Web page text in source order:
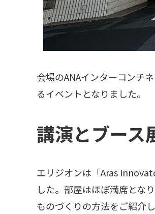
会場のANAインターコンチ
るイベントとなりました。
講演とブース
エリジオンは「Aras
した。部屋はほぼ満席とな
ものづくりの方法をご紹介し